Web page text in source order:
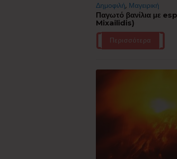
Δημοφιλή, Μαγειρική
Παγωτό βανίλια με
Mixailidis)
Περισσότερα